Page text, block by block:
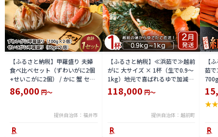
【ふるさと納税】甲羅盛り 夫婦
食べ比べセット（ずわいがに2個
+せいこがに2個） / かに 蟹 セイ
コ ずわい ズワイ 内子 外子 国産
冷凍 冬 冬の味覚 珍味 グルメ 国
86,000 円～
提供自治体：福井市
【ふるさと納税】≪浜茹で≫越前
がに 大サイズ × 1杯（生で0.9〜
1kg）地元で喜ばれるゆで加減・
塩加減で越前の港から直送！【雄
ズワイガニ ずわいがに 越前ガニ
送分】希望日指定可 備考欄に希
x004_02]
118,000 円～
提供自治体：越前町
【
茹
付
ボ
分
★